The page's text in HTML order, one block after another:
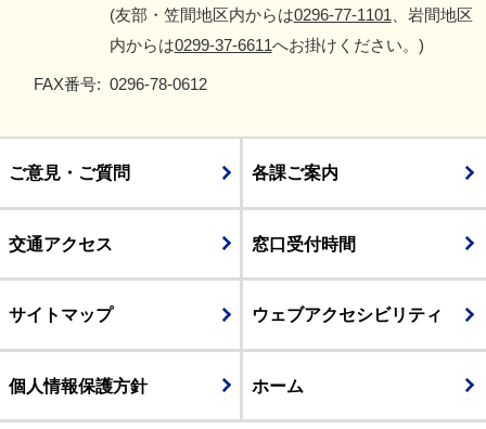
(友部・笠間地区内からは0296-77-1101 、岩間地区
内からは0299-37-6611へお掛けください。)
FAX番号: 0296-78-0612
ご意見・ご質問 各課ご案内
交通アクセス 窓口受付時間
サイトマップ ウェブアクセシビリティ
個人情報保護方針 ホーム